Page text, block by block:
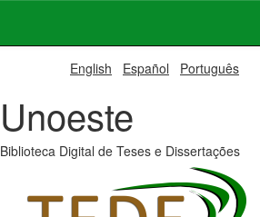
English Español Português
Unoeste
Biblioteca Digital de Teses e Dissertações